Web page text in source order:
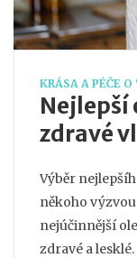
KRÁSA A PÉČE O
Nejlepší
zdravé
Výběr
někoho
nejúčinnější
zdravé a